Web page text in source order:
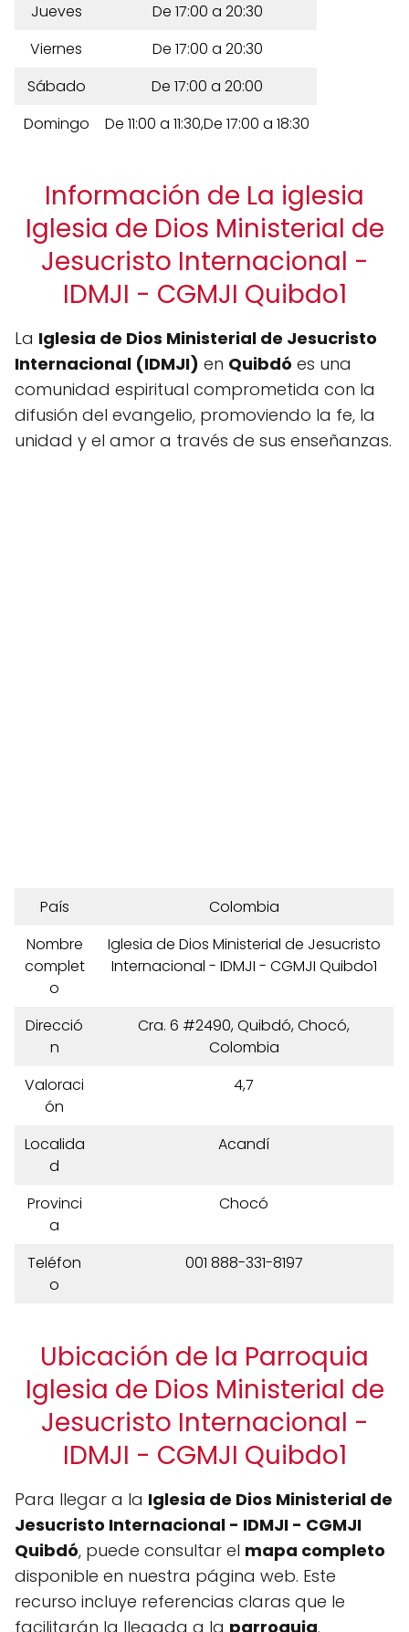
Jueves
De 17:00 a 20:30
Viernes
De 17:00 a 20:30
Sábado
De 17:00 a 20:00
Domingo
De 11:00 a 11:30,De 17:00 a 18:30
Información de La iglesia
Iglesia de Dios Ministerial de
Jesucristo Internacional -
IDMJI - CGMJI Quibdo1
La Iglesia de Dios Ministerial de Jesucristo
Internacional (IDMJI) en Quibdó es una
comunidad espiritual comprometida con la
difusión del evangelio, promoviendo la fe, la
unidad y el amor a través de sus enseñanzas.
País
Colombia
Nombre
complet
o
Iglesia de Dios Ministerial de Jesucristo
Internacional - IDMJI - CGMJI Quibdo1
Direcció
n
Cra. 6 #2490, Quibdó, Chocó,
Colombia
Valoraci
ón
4,7
Localida
d
Acandí
Provinci
a
Chocó
Teléfon
o
001 888-331-8197
Ubicación de la Parroquia
Iglesia de Dios Ministerial de
Jesucristo Internacional -
IDMJI - CGMJI Quibdo1
Para llegar a la Iglesia de Dios Ministerial de
Jesucristo Internacional - IDMJI - CGMJI
Quibdó, puede consultar el mapa completo
disponible en nuestra página web. Este
recurso incluye referencias claras que le
facilitarán la llegada a la parroquia.